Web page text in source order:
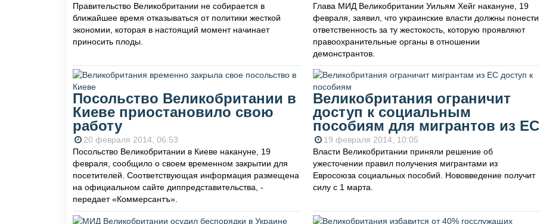
Правительство Великобритании не собирается в
ближайшее время отказываться от политики жесткой
экономии, которая в настоящий момент начинает
приносить плоды.
Глава МИД Великобритании Уильям Хейг накануне, 19
февраля, заявил, что украинские власти должны понести
ответственность за ту жестокость, которую проявляют
правоохранительные органы в отношении
демонстрантов.
Посольство Великобритании в
Киеве приостановило свою
работу
20 февраля 2014, 06:53
Посольство Великобритании в Киеве накануне, 19
февраля, сообщило о своем временном закрытии для
посетителей. Соответствующая информация размещена
на официальном сайте диппредставительства, -
передает «Коммерсантъ».
Великобритания ограничит
доступ к социальным
пособиям для мигрантов из ЕС
19 февраля 2014, 10:05
Власти Великобритании приняли решение об
ужесточении правил получения мигрантами из
Евросоюза социальных пособий. Нововведение получит
силу с 1 марта.